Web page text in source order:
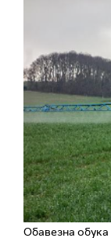
Обавезна